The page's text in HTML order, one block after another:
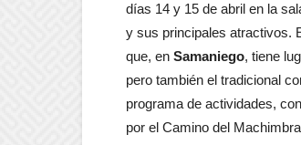
días 14 y 15 de abril en la
y sus principales atractivos.
que, en Samaniego, tiene
pero también el tradicional
programa de actividades,
por el Camino del